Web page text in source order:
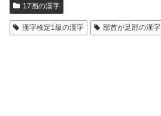
17画の漢字
漢字検定1級の漢字 部首が足部の漢字